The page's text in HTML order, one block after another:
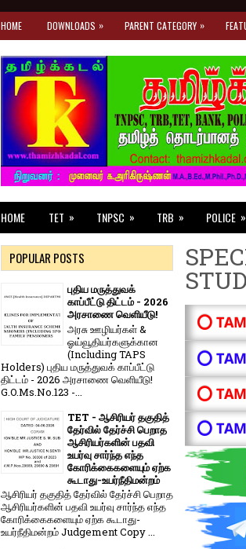
HOME DOWNLOADS » PARENT CATEGORY »
HOME TET » TNPSC » TRB » POLICE »
⭕
⭕
⭕
⭕
POPULAR POSTS
புதிய மருத்துவக்
காப்பீட்டு திட்டம் - 2026
அரசாணை வெளியீடு!
அரசு ஊழியர்கள் &
ஓய்வூதியர்களுக்கான
(Including TAPS
Holders) புதிய மருத்துவக் காப்பீட்டு
திட்டம் - 2026 அரசாணை வெளியீடு!
G.O.Ms.No.123 -...
TET - ஆசிரியர் தகுதித்
தேர்வில் தேர்ச்சி பெறாத
ஆசிரியர்களின் பதவி
உயர்வு சார்ந்த எந்த
கோரிக்கைகளையும் ஏற்க
கூடாது-உயர்நீதிமன்றம்
ஆசிரியர் தகுதித் தேர்வில் தேர்ச்சி பெறாத
ஆசிரியர்களின் பதவி உயர்வு சார்ந்த எந்த
கோரிக்கைகளையும் ஏற்க கூடாது-
உயர்நீதிமன்றம் Judgement Copy ...